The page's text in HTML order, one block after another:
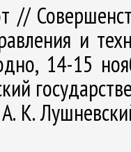
//
и
14-15
А. К.